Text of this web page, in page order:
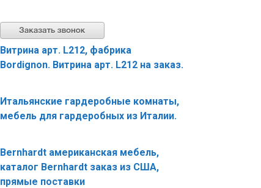
Витрина арт. L212, фабрика
Bordignon. Витрина арт. L212 на заказ.
Итальянские гардеробные комнаты,
мебель для гардеробных из Италии.
Bernhardt американская мебель,
каталог Bernhardt заказ из США,
прямые поставки